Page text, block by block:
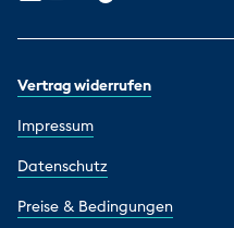
Vertrag widerrufen
Impressum
Datenschutz
Preise & Bedingungen